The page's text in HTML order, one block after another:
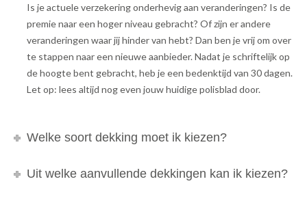
Is je actuele verzekering onderhevig aan veranderingen? Is de
premie naar een hoger niveau gebracht? Of zijn er andere
veranderingen waar jij hinder van hebt? Dan ben je vrij om over
te stappen naar een nieuwe aanbieder. Nadat je schriftelijk op
de hoogte bent gebracht, heb je een bedenktijd van 30 dagen.
Let op: lees altijd nog even jouw huidige polisblad door.
Welke soort dekking moet ik kiezen?
Uit welke aanvullende dekkingen kan ik kiezen?